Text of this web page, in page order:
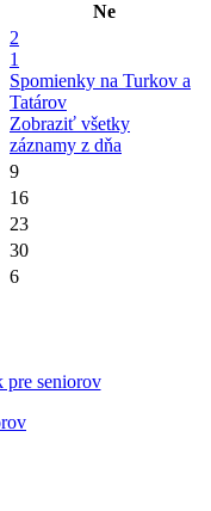
Ne
2
1
Spomienky na Turkov a
Tatárov
Zobraziť všetky
záznamy z dňa
9
16
23
30
6
pre seniorov